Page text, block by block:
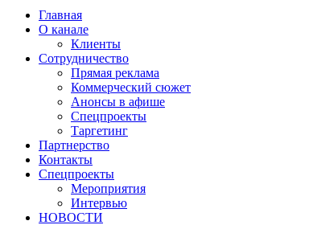
Главная
О канале
Клиенты
Сотрудничество
Прямая реклама
Коммерческий сюжет
Анонсы в афише
Cпецпроекты
Таргетинг
Партнерство
Контакты
Спецпроекты
Мероприятия
Интервью
НОВОСТИ